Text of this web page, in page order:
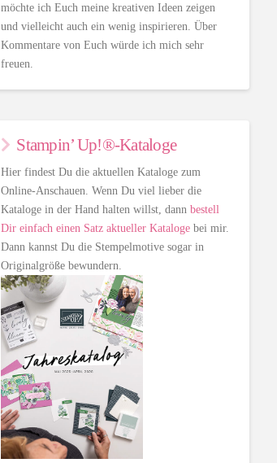
möchte ich Euch meine kreativen Ideen zeigen
und vielleicht auch ein wenig inspirieren. Über
Kommentare von Euch würde ich mich sehr
freuen.
Stampin’ Up!®-Kataloge
Hier findest Du die aktuellen Kataloge zum
Online-Anschauen. Wenn Du viel lieber die
Kataloge in der Hand halten willst, dannbestell
Dir einfach einen Satz aktueller Kataloge bei mir.
Dann kannst Du die Stempelmotive sogar in
Originalgröße bewundern.